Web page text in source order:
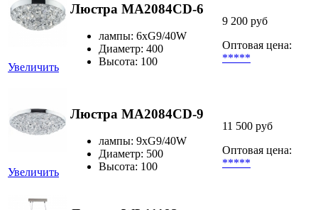
Увеличить
Люстра MA2084CD-6
лампы: 6хG9/40W
Диаметр: 400
Высота: 100
9 200 руб
Оптовая цена:
*****
Увеличить
Люстра MA2084CD-9
лампы: 9хG9/40W
Диаметр: 500
Высота: 100
11 500 руб
Оптовая цена:
*****